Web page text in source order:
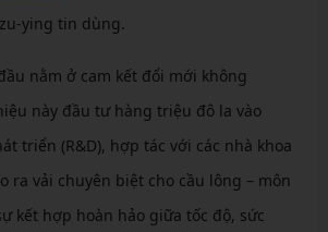
ying tin dùng.
nằm ở cam kết đổi mới không
này đầu tư hàng triệu đô la vào
triển (R&D), hợp tác với các nhà khoa
ra vải chuyên biệt cho cầu lông – môn
kết hợp hoàn hảo giữa tốc độ, sức